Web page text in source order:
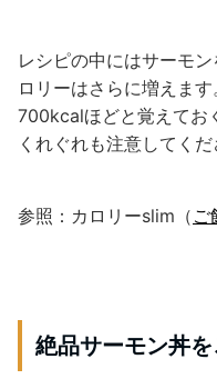
レシピの中にはサーモ
ロリーはさらに増えま
700kcalほどと覚えてお
くれぐれも注意してくだ
参照：カロリーslim（ ご
絶品サーモン丼を